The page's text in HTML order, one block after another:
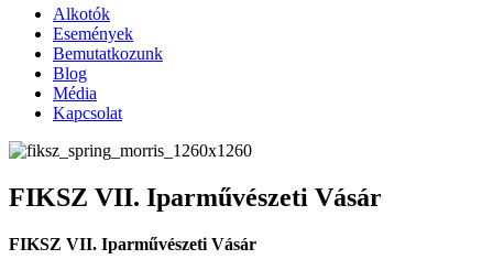
Alkotók
Események
Bemutatkozunk
Blog
Média
Kapcsolat
FIKSZ VII. Iparművészeti Vásár
FIKSZ VII. Iparművészeti Vásár